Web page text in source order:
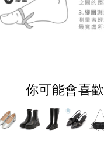
你可能會喜歡